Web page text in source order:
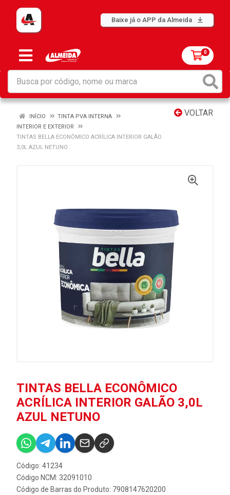
Baixe já o APP da Almeida
0
VOLTAR
INÍCIO
TINTA PVA INTERNA
INTERIOR E EXTERIOR
TINTAS BELLA ECONÔMICO ACRÍLICA INTERIOR GALÃO
3,0L AZUL NETUNO
TINTAS BELLA ECONÔMICO
ACRÍLICA INTERIOR GALÃO 3,0L
AZUL NETUNO
Código: 41234
Código NCM: 32091010
Código de Barras do Produto: 7908147620200